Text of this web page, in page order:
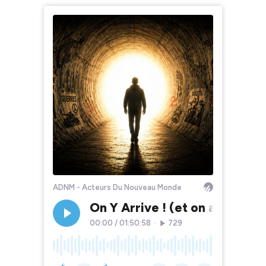
ADNM - Acteurs Du Nouveau Monde
On Y Arrive ! (et on a des
00:00 / 01:50:58 729